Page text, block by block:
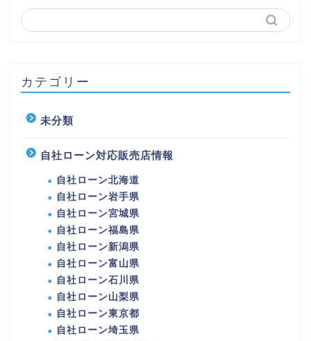
カテゴリー
未分類
自社ローン対応販売店情報
自社ローン北海道
自社ローン岩手県
自社ローン宮城県
自社ローン福島県
自社ローン新潟県
自社ローン富山県
自社ローン石川県
自社ローン山梨県
自社ローン東京都
自社ローン埼玉県